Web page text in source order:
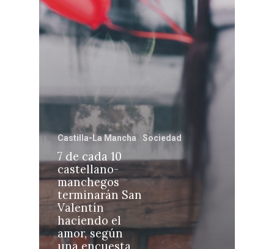
Castilla-La Mancha Sociedad
7 de cada 10
castellano-
manchegos
terminarán San
Valentín
haciendo el
amor, según
Ciudad Real
Albacete
Cuenca
Guadalajara
Talavera
Economía
Educación
Cultura
Deportes
Sucesos
Medio Ambiente
Planeta Rural
Especiales
Política
Galerías